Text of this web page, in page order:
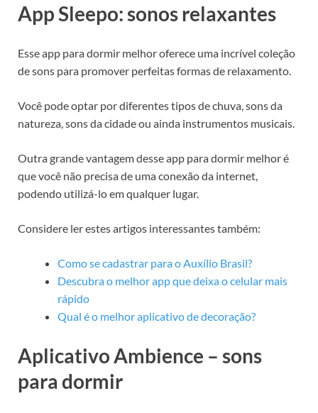
App Sleepo: sonos relaxantes
Esse app para dormir melhor oferece uma incrível coleção
de sons para promover perfeitas formas de relaxamento.
Você pode optar por diferentes tipos de chuva, sons da
natureza, sons da cidade ou ainda instrumentos musicais.
Outra grande vantagem desse app para dormir melhor é
que você não precisa de uma conexão da internet,
podendo utilizá-lo em qualquer lugar.
Considere ler estes artigos interessantes também:
Como se cadastrar para o Auxílio Brasil?
Descubra o melhor app que deixa o celular mais
rápido
Qual é o melhor aplicativo de decoração?
Aplicativo Ambience – sons
para dormir